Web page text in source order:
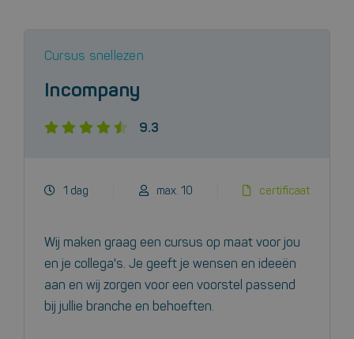
Cursus snellezen
Incompany
9.3
1 dag max. 10 certificaat
Wij maken graag een cursus op maat voor jou
en je collega's. Je geeft je wensen en ideeën
aan en wij zorgen voor een voorstel passend
bij jullie branche en behoeften.